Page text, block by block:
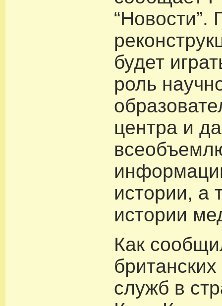
“Новости”.
будет
роль
центра и
истории, а
истории
Как
служб в